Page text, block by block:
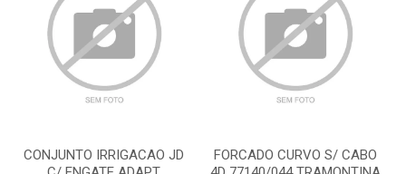
CONJUNTO IRRIGACAO JD
FORCADO CURVO S/ CABO